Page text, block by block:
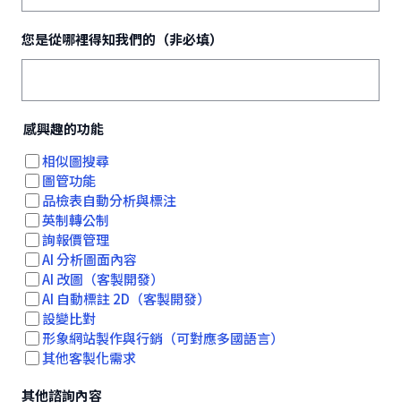
您是從哪裡得知我們的（非必填）
感興趣的功能
相似圖搜尋
圖管功能
品檢表自動分析與標注
英制轉公制
詢報價管理
AI 分析圖面內容
AI 改圖（客製開發）
AI 自動標註 2D（客製開發）
設變比對
形象網站製作與行銷（可對應多國語言）
其他客製化需求
其他諮詢內容